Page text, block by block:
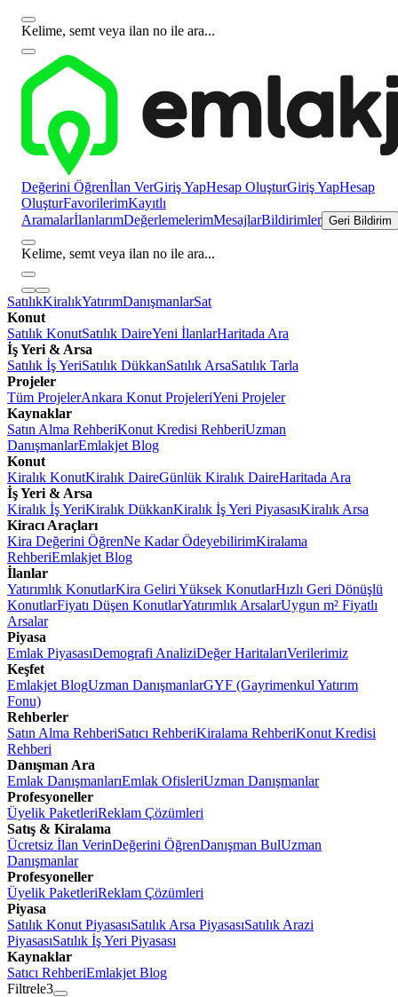
Kelime, semt veya ilan no ile ara...
Değerini Öğrenİlan VerGiriş YapHesap OluşturGiriş YapHesap
OluşturFavorilerimKayıtlı
AramalarİlanlarımDeğerlemelerimMesajlarBildirimler Geri Bildirim
Kelime, semt veya ilan no ile ara...
SatılıkKiralıkYatırımDanışmanlarSat
Konut
Satılık KonutSatılık DaireYeni İlanlarHaritada Ara
İş Yeri & Arsa
Satılık İş YeriSatılık DükkanSatılık ArsaSatılık Tarla
Projeler
Tüm ProjelerAnkara Konut ProjeleriYeni Projeler
Kaynaklar
Satın Alma RehberiKonut Kredisi RehberiUzman
DanışmanlarEmlakjet Blog
Konut
Kiralık KonutKiralık DaireGünlük Kiralık DaireHaritada Ara
İş Yeri & Arsa
Kiralık İş YeriKiralık DükkanKiralık İş Yeri PiyasasıKiralık Arsa
Kiracı Araçları
Kira Değerini ÖğrenNe Kadar ÖdeyebilirimKiralama
RehberiEmlakjet Blog
İlanlar
Yatırımlık KonutlarKira Geliri Yüksek KonutlarHızlı Geri Dönüşlü
KonutlarFiyatı Düşen KonutlarYatırımlık ArsalarUygun m² Fiyatlı
Arsalar
Piyasa
Emlak PiyasasıDemografi AnaliziDeğer HaritalarıVerilerimiz
Keşfet
Emlakjet BlogUzman DanışmanlarGYF (Gayrimenkul Yatırım
Fonu)
Rehberler
Satın Alma RehberiSatıcı RehberiKiralama RehberiKonut Kredisi
Rehberi
Danışman Ara
Emlak DanışmanlarıEmlak OfisleriUzman Danışmanlar
Profesyoneller
Üyelik PaketleriReklam Çözümleri
Satış & Kiralama
Ücretsiz İlan VerinDeğerini ÖğrenDanışman BulUzman
Danışmanlar
Profesyoneller
Üyelik PaketleriReklam Çözümleri
Piyasa
Satılık Konut PiyasasıSatılık Arsa PiyasasıSatılık Arazi
PiyasasıSatılık İş Yeri Piyasası
Kaynaklar
Satıcı RehberiEmlakjet Blog
Filtrele3